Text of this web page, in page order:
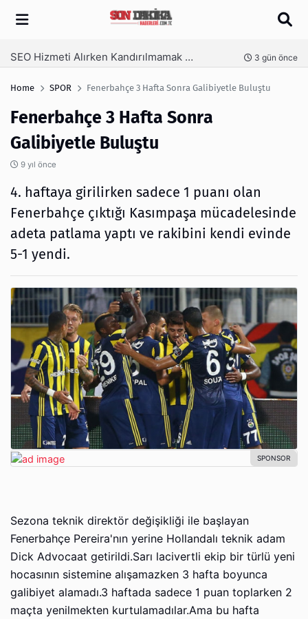
Arama
İzmir Tente ve İzmir Pergola Sistemleri ile Açık Alanlarınızı Dört Mevsim Kullanın 6 gün önce
Home SPOR Fenerbahçe 3 Hafta Sonra Galibiyetle Buluştu
Fenerbahçe 3 Hafta Sonra
Galibiyetle Buluştu
9 yıl önce
4. haftaya girilirken sadece 1 puanı olan
Fenerbahçe çıktığı Kasımpaşa mücadelesinde
adeta patlama yaptı ve rakibini kendi evinde
5-1 yendi.
Sezona teknik direktör değişikliği ile başlayan
Fenerbahçe Pereira'nın yerine Hollandalı teknik adam
Dick Advocaat getirildi.Sarı lacivertli ekip bir türlü yeni
hocasının sistemine alışamazken 3 hafta boyunca
galibiyet alamadı.3 haftada sadece 1 puan toplarken 2
maçta yenilmekten kurtulamadılar.Ama bu hafta